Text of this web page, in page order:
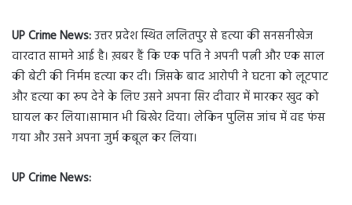
UP Crime News:उत्तर प्रदेश स्थित ललितपुर से हत्या की सनसनीखेज
वारदात सामने आई है। ख़बर हैं कि एक पति ने अपनी पत्नी और एक साल
की बेटी की निर्मम हत्या कर दी। जिसके बाद आरोपी ने घटना को लूटपाट
और हत्या का रूप देने के लिए उसने अपना सिर दीवार में मारकर खुद को
घायल कर लिया।सामान भी बिखेर दिया। लेकिन पुलिस जांच में वह फंस
गया और उसने अपना जुर्म कबूल कर लिया।
UP Crime News: